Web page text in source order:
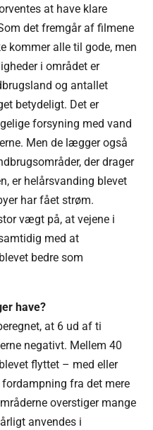
at have klare
det fremgår af filmene
kommer alle til gode, men
i området er
og antallet
betydeligt. Det er
forsyning med vand
Men de lægger også
der drager
er helårsvanding blevet
har fået strøm.
vægt på, at vejene i
med at
bedre som
have?
at 6 ud af ti
negativt. Mellem 40
flyttet – med eller
fordampning fra det mere
overstiger mange
anvendes i